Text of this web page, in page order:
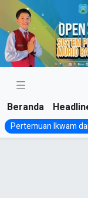
Skip
content
Beranda
Pertemuan Ikwam